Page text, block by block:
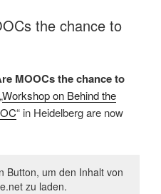
the chance to
MOOCs the chance to
Workshop on Behind the
“ in Heidelberg are now
Button, um den Inhalt von
zu laden.